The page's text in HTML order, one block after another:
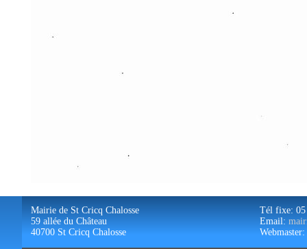
Mairie de St Cricq Chalosse
59 allée du Château
40700 St Cricq Chalosse
Tél fixe: 05
Email:
Webmaster: